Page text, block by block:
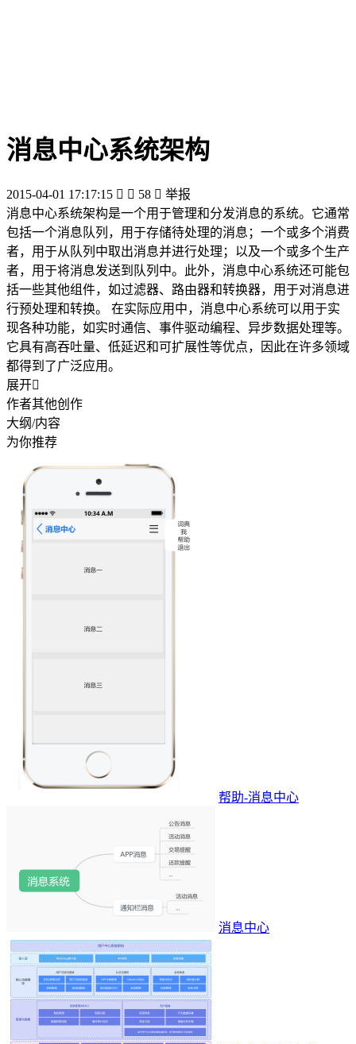
消息中心系统架构
2015-04-01 17:17:15   58  举报
消息中心系统架构是一个用于管理和分发消息的系统。它通常
包括一个消息队列，用于存储待处理的消息；一个或多个消费
者，用于从队列中取出消息并进行处理；以及一个或多个生产
者，用于将消息发送到队列中。此外，消息中心系统还可能包
括一些其他组件，如过滤器、路由器和转换器，用于对消息进
行预处理和转换。 在实际应用中，消息中心系统可以用于实
现各种功能，如实时通信、事件驱动编程、异步数据处理等。
它具有高吞吐量、低延迟和可扩展性等优点，因此在许多领域
都得到了广泛应用。
展开
作者其他创作
大纲/内容
为你推荐
帮助-消息中心
消息中心